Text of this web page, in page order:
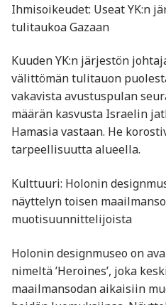
Ihmisoikeudet: Useat YK:n
tulitaukoa Gazaan
Kuuden YK:n järjestön
välittömän tulitauon
vakavista avustuspulan
määrän kasvusta Israelin
Hamasia vastaan. He
tarpeellisuutta alueella.
Kulttuuri: Holonin
näyttelyn toisen
muotisuunnittelijoista
Holonin designmuseo on
nimeltä ’Heroines’, joka
maailmansodan aikaisiin